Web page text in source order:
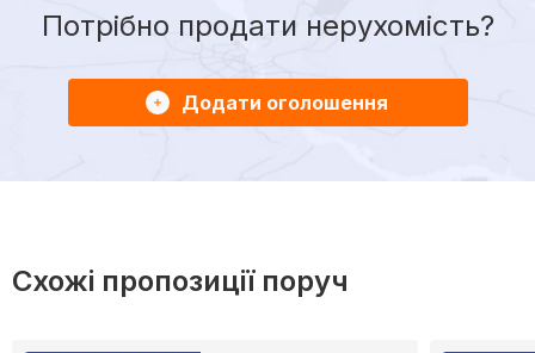
Потрібно продати нерухомість?
Додати оголошення
Схожі пропозиції поруч